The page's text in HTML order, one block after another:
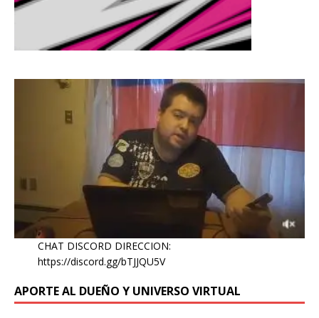
CHAT DISCORD DIRECCION:
https://discord.gg/bTJJQU5V
APORTE AL DUEÑO Y UNIVERSO VIRTUAL